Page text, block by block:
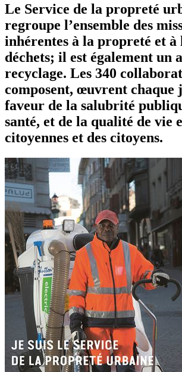
Le Service de la propreté
regroupe l’ensemble des
inhérentes à la propreté et à
déchets; il est également un
recyclage. Les 340
composent, œuvrent chaque
faveur de la salubrité
santé, et de la qualité de vie
citoyennes et des citoyens.